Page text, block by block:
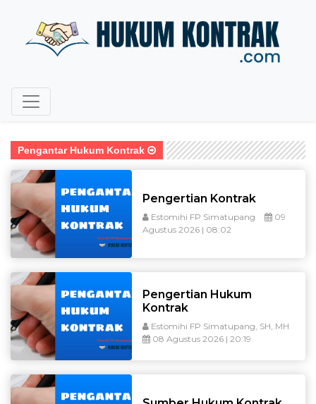
Pengantar Hukum Kontrak
Pengertian Kontrak
Estomihi FP Simatupang
09
Agustus 2026 | 08:02
Pengertian Hukum
Kontrak
Estomihi FP Simatupang, SH,.MH
08 Agustus 2026 | 20:19